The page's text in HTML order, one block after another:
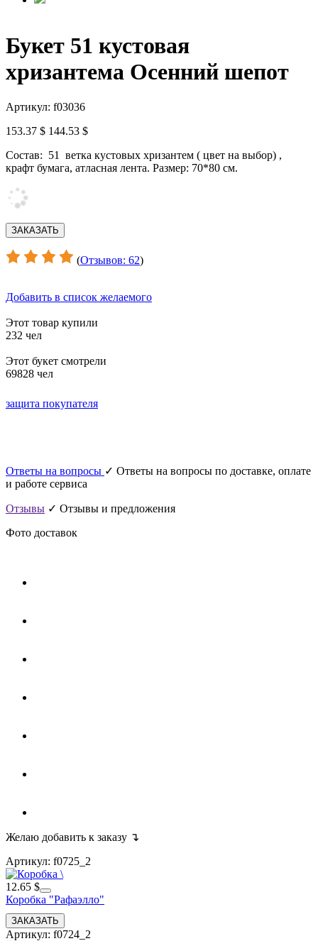
Букет 51 кустовая
хризантема Осенний шепот
Артикул: f03036
153.37 $ 144.53 $
Состав: 51 ветка кустовых хризантем ( цвет на выбор) ,
крафт бумага, атласная лента. Размер: 70*80 см.
(Отзывов: 62)
Добавить в список желаемого
Этот товар купили
232 чел
Этот букет смотрели
69828 чел
защита покупателя
Ответы на вопросы ✓ Ответы на вопросы по доставке, оплате
и работе сервиса
Отзывы ✓ Отзывы и предложения
Фото доставок
Желаю добавить к заказу ↴
Артикул: f0725_2
12.65 $
Коробка "Рафаэлло"
Артикул: f0724_2